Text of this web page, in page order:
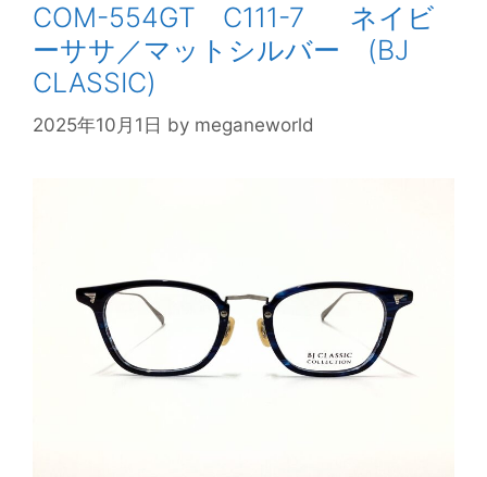
COM-554GT C111-7 ネイビ
ーササ／マットシルバー (BJ
CLASSIC)
2025年10月1日 by meganeworld